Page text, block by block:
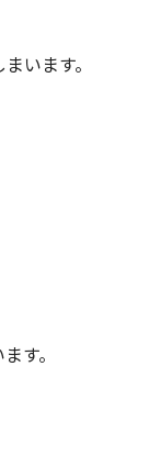
います。
す。